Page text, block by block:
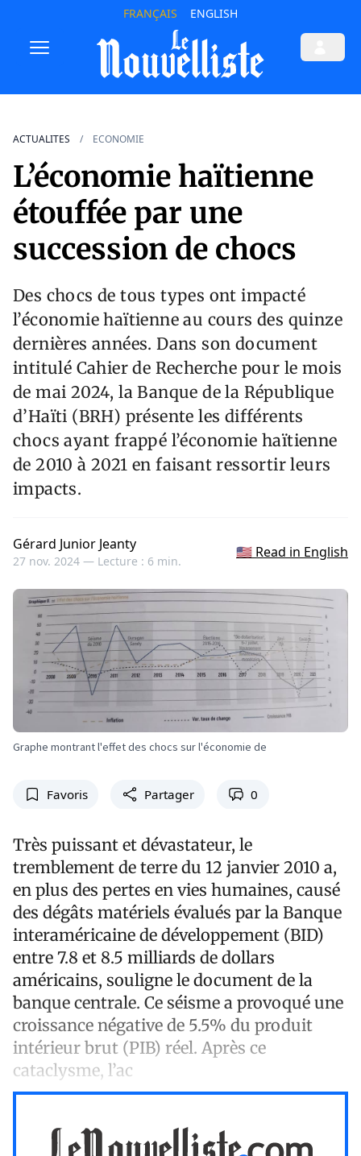
FRANÇAIS ENGLISH
ACTUALITES ECONOMIE
L’économie haïtienne
étouffée par une
succession de chocs
Des chocs de tous types ont impacté
l’économie haïtienne au cours des quinze
dernières années. Dans son document
intitulé Cahier de Recherche pour le mois
de mai 2024, la Banque de la République
d’Haïti (BRH) présente les différents
chocs ayant frappé l’économie haïtienne
de 2010 à 2021 en faisant ressortir leurs
impacts.
Gérard Junior Jeanty
27 nov. 2024 — Lecture : 6 min.
🇺🇸 Read in English
Graphe montrant l'effet des chocs sur l'économie de
Favoris Partager 0
Très puissant et dévastateur, le
tremblement de terre du 12 janvier 2010 a,
en plus des pertes en vies humaines, causé
des dégâts matériels évalués par la Banque
interaméricaine de développement (BID)
entre 7.8 et 8.5 milliards de dollars
américains, souligne le document de la
banque centrale. Ce séisme a provoqué une
croissance négative de 5.5% du produit
intérieur brut (PIB) réel. Après ce
cataclysme, l’ac